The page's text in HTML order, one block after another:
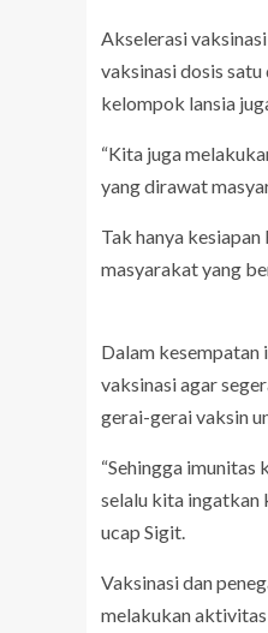
Akselerasi
vaksinasi dosis
kelompok lansia
“Kita juga
yang dirawat
Tak hanya
masyarakat yang
Dalam kesempatan
vaksinasi agar
gerai-gerai vaksin
“Sehingga
selalu kita ingatkan
ucap Sigit.
Vaksinasi dan
melakukan